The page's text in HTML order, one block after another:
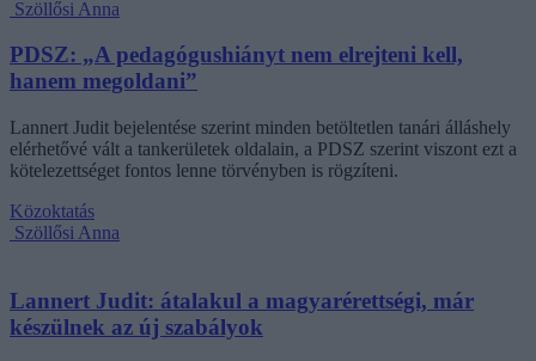
Szöllősi Anna
PDSZ: „A pedagógushiányt nem elrejteni kell,
hanem megoldani”
Lannert Judit bejelentése szerint minden betöltetlen tanári álláshely
elérhetővé vált a tankerületek oldalain, a PDSZ szerint viszont ezt a
kötelezettséget fontos lenne törvényben is rögzíteni.
Közoktatás
Szöllősi Anna
Lannert Judit: átalakul a magyarérettségi, már
készülnek az új szabályok